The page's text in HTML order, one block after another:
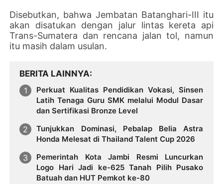
Disebutkan, bahwa Jembatan Batanghari-III itu
akan disatukan dengan jalur lintas kereta api
Trans-Sumatera dan rencana jalan tol, namun
itu masih dalam usulan.
BERITA LAINNYA
Perkuat Kualitas Pendidikan Vokasi, Sinsen
Latih Tenaga Guru SMK melalui Modul Dasar
dan Sertifikasi Bronze Level
Tunjukkan Dominasi, Pebalap Belia Astra
Honda Melesat di Thailand Talent Cup 2026
Pemerintah Kota Jambi Resmi Luncurkan
Logo Hari Jadi ke-625 Tanah Pilih Pusako
Batuah dan HUT Pemkot ke-80